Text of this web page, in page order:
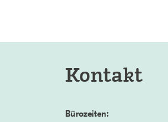
Kontakt
Bürozeiten: